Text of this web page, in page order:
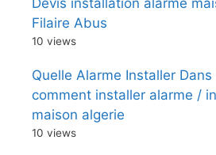
Filaire Abus
10 views
Quelle Alarme Installer
comment installer alarme /
maison algerie
10 views